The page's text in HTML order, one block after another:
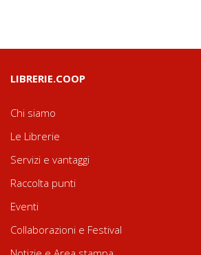
LIBRERIE.COOP
Chi siamo
Le Librerie
Servizi e vantaggi
Raccolta punti
Eventi
Collaborazioni e Festival